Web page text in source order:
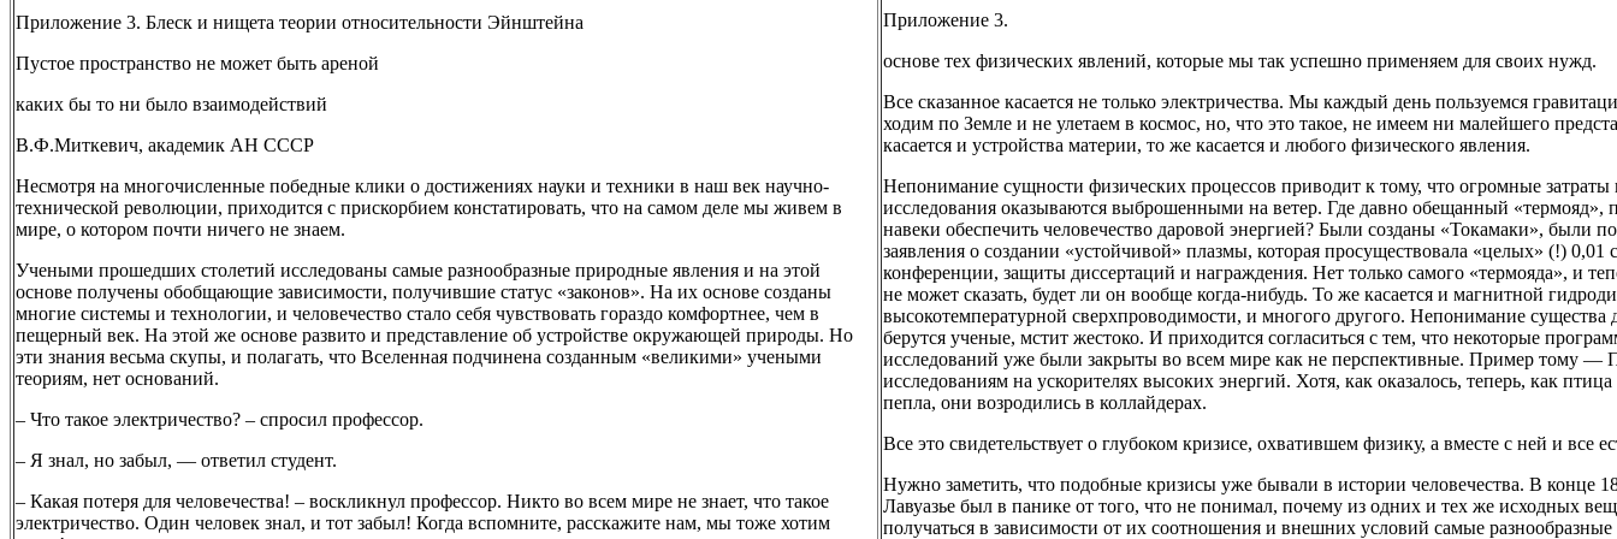
Приложение 3. Блеск и нищета теории относительности Эйнштейна
Пустое пространство не может быть ареной
каких бы то ни было взаимодействий
В.Ф.Миткевич, академик АН СССР
Несмотря на многочисленные победные клики о достижениях науки и техники в наш век научно-
технической революции, приходится с прискорбием констатировать, что на самом деле мы живем в
мире, о котором почти ничего не знаем.
Учеными прошедших столетий исследованы самые разнообразные природные явления и на этой
основе получены обобщающие зависимости, получившие статус «законов». На их основе созданы
многие системы и технологии, и человечество стало себя чувствовать гораздо комфортнее, чем в
пещерный век. На этой же основе развито и представление об устройстве окружающей природы. Но
эти знания весьма скупы, и полагать, что Вселенная подчинена созданным «великими» учеными
теориям, нет оснований.
– Что такое электричество? – cпросил профессор.
– Я знал, но забыл, — ответил студент.
– Какая потеря для человечества! – воскликнул профессор. Никто во всем мире не знает, что такое
электричество. Один человек знал, и тот забыл! Когда вспомните, расскажите нам, мы тоже хотим
Приложение 3.
основе тех физических явлений, которые мы так успешно применяем для своих нужд.
Все сказанное касается не только электричества. Мы каждый день пользуемся
ходим по Земле и не улетаем в космос, но, что это такое, не имеем ни малейшего
касается и устройства материи, то же касается и любого физического явления.
Непонимание сущности физических процессов приводит к тому, что огромные затраты
исследования оказываются выброшенными на ветер. Где давно обещанный «термояд»,
навеки обеспечить человечество даровой энергией? Были созданы «Токамаки», были
заявления о создании «устойчивой» плазмы, которая просуществовала «целых» (!)
конференции, защиты диссертаций и награждения. Нет только самого «термояда», и
не может сказать, будет ли он вообще когда-нибудь. То же касается и магнитной
высокотемпературной сверхпроводимости, и многого другого. Непонимание существа
берутся ученые, мстит жестоко. И приходится согласиться с тем, что некоторые
исследований уже были закрыты во всем мире как не перспективные. Пример тому —
исследованиям на ускорителях высоких энергий. Хотя, как оказалось, теперь, как
пепла, они возродились в коллайдерах.
Все это свидетельствует о глубоком кризисе, охватившем физику, а вместе с ней и все
Нужно заметить, что подобные кризисы уже бывали в истории человечества. В конце
Лавуазье был в панике от того, что не понимал, почему из одних и тех же исходных
получаться в зависимости от их соотношения и внешних условий самые разнообразные